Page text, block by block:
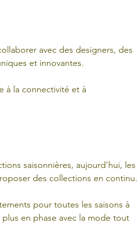
avec des designers, des
et innovantes.
à la connectivité et à
saisonnières, aujourd'hui, les
des collections en continu.
pour toutes les saisons à
en phase avec la mode tout